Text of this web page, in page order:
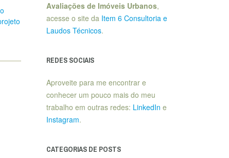
Avaliações de Imóveis Urbanos,
acesse o site da Item 6 Consultoria e
Laudos Técnicos.
REDES SOCIAIS
Aproveite para me encontrar e
conhecer um pouco mais do meu
trabalho em outras redes: LinkedIn e
Instagram.
CATEGORIAS DE POSTS